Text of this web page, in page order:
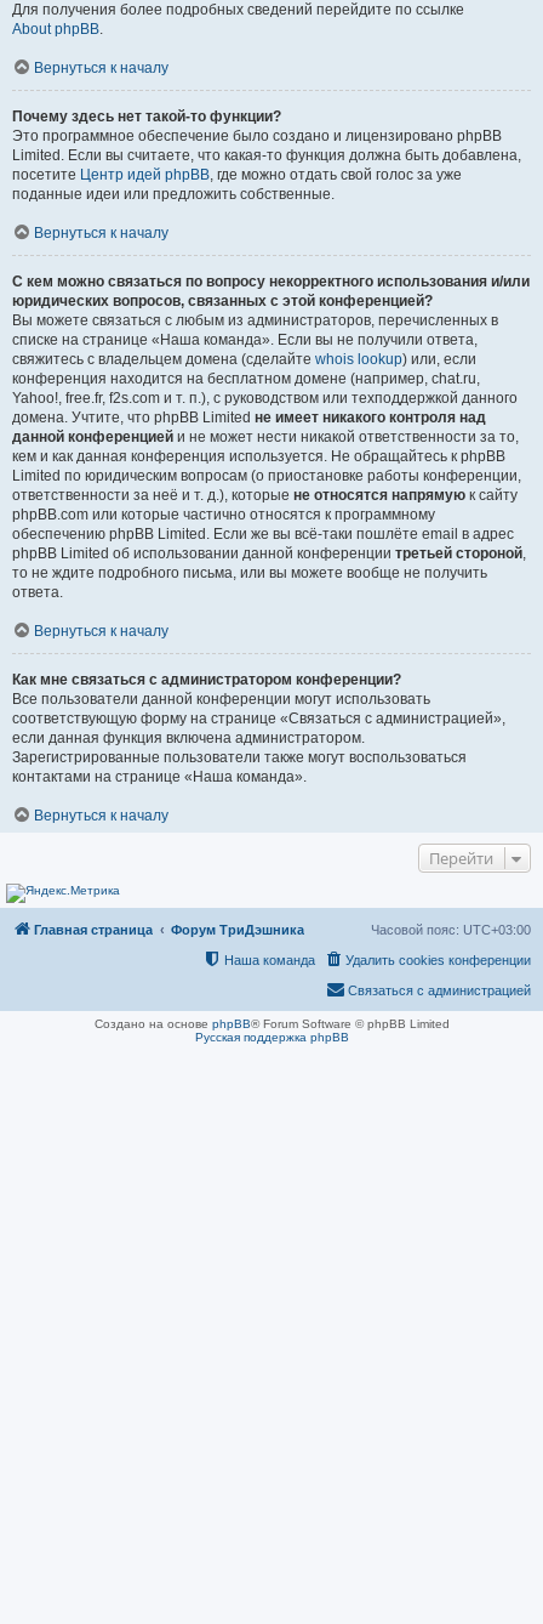
Для получения более подробных сведений перейдите по ссылке
About phpBB.
Вернуться к началу
Почему здесь нет такой-то функции?
Это программное обеспечение было создано и лицензировано phpBB
Limited. Если вы считаете, что какая-то функция должна быть добавлена,
посетите Центр идей phpBB, где можно отдать свой голос за уже
поданные идеи или предложить собственные.
Вернуться к началу
С кем можно связаться по вопросу некорректного использования и/или
юридических вопросов, связанных с этой конференцией?
Вы можете связаться с любым из администраторов, перечисленных в
списке на странице «Наша команда». Если вы не получили ответа,
свяжитесь с владельцем домена (сделайте whois lookup) или, если
конференция находится на бесплатном домене (например, chat.ru,
Yahoo!, free.fr, f2s.com и т. п.), с руководством или техподдержкой данного
домена. Учтите, что phpBB Limited не имеет никакого контроля над
данной конференцией и не может нести никакой ответственности за то,
кем и как данная конференция используется. Не обращайтесь к phpBB
Limited по юридическим вопросам (о приостановке работы конференции,
ответственности за неё и т. д.), которые не относятся напрямую к сайту
phpBB.com или которые частично относятся к программному
обеспечению phpBB Limited. Если же вы всё-таки пошлёте email в адрес
phpBB Limited об использовании данной конференции третьей стороной,
то не ждите подробного письма, или вы можете вообще не получить
ответа.
Вернуться к началу
Как мне связаться с администратором конференции?
Все пользователи данной конференции могут использовать
соответствующую форму на странице «Связаться с администрацией»,
если данная функция включена администратором.
Зарегистрированные пользователи также могут воспользоваться
контактами на странице «Наша команда».
Вернуться к началу
Перейти
Главная страница Форум ТриДэшника Часовой пояс: UTC+03:00
Удалить cookies конференции
Наша команда
Связаться с администрацией
Создано на основе phpBB® Forum Software © phpBB Limited
Русская поддержка phpBB